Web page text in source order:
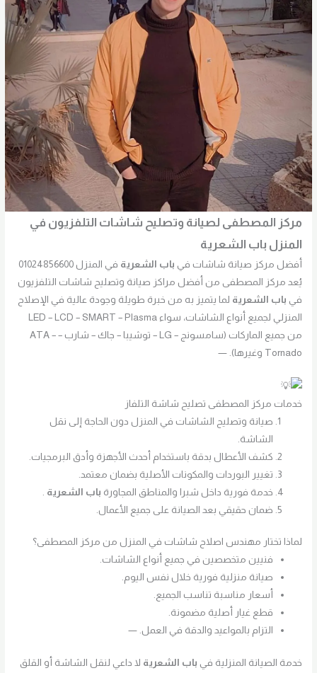
مركز المصطفى لصيانة وتصليح شاشات التلفزيون في
المنزل باب الشعرية
أفضل مركز صيانة شاشات في باب الشعرية
في المنزل 01024856600
يُعد مركز المصطفى من أفضل مراكز صيانة وتصليح شاشات التلفزيون
في باب الشعرية لما يتميز به من خبرة طويلة وجودة عالية في الإصلاح
المنزلي لجميع أنواع الشاشات، سواء LED – LCD – SMART – Plasma
من جميع الماركات (سامسونج – LG – توشيبا – جاك – شارب – ATA –
Tornado وغيرها). —
خدمات مركز المصطفى تصليح شاشة التلفاز
صيانة وتصليح الشاشات في المنزل دون الحاجة إلى نقل
الشاشة.
كشف الأعطال بدقة باستخدام أحدث الأجهزة وأدق البرمجيات.
تغيير البوردات والمكونات الأصلية بضمان معتمد.
خدمة فورية داخل شبرا والمناطق المجاورة باب الشعرية
ضمان حقيقي بعد الصيانة على جميع الأعمال.
لماذا تختار مهندس اصلاح شاشات في المنزل من مركز المصطفى؟
فنيين متخصصين في جميع أنواع الشاشات.
صيانة منزلية فورية خلال نفس اليوم.
أسعار مناسبة تناسب الجميع.
قطع غيار أصلية مضمونة.
التزام بالمواعيد والدقة في العمل. —
خدمة الصيانة المنزلية في باب الشعرية لا داعي لنقل الشاشة أو القلق